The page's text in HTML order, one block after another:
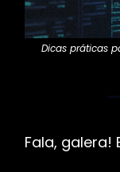
Dicas práticas
Fala, galera!